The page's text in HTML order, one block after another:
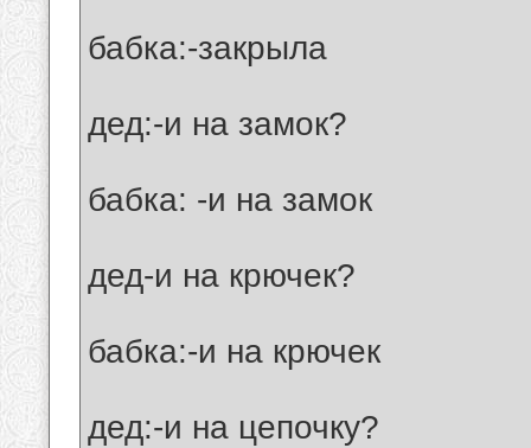
бабка:-закрыла
дед:-и на замок?
бабка: -и на замок
дед-и на крючек?
бабка:-и на крючек
дед:-и на цепочку?